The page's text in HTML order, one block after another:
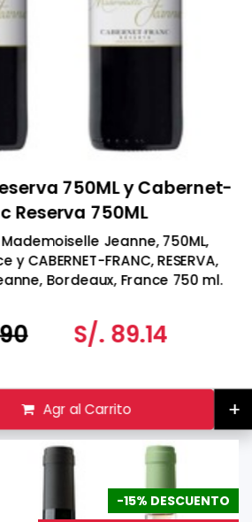
750ML y Cabernet-
Reserva 750ML
Mademoiselle Jeanne, 750ML,
CABERNET-FRANC, RESERVA,
Bordeaux, France 750 ml.
S/. 89.14
Agr al Carrito +
-15% DESCUENTO